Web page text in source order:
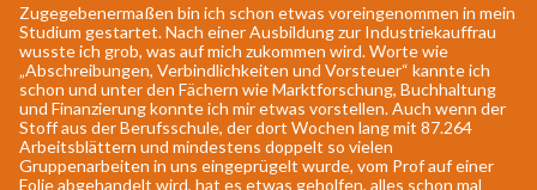
Zugegebenermaßen bin ich schon etwas voreingenommen in mein
Studium gestartet. Nach einer Ausbildung zur Industriekauffrau
wusste ich grob, was auf mich zukommen wird. Worte wie
„Abschreibungen, Verbindlichkeiten und Vorsteuer“ kannte ich
schon und unter den Fächern wie Marktforschung, Buchhaltung
und Finanzierung konnte ich mir etwas vorstellen. Auch wenn der
Stoff aus der Berufsschule, der dort Wochen lang mit 87.264
Arbeitsblättern und mindestens doppelt so vielen
Gruppenarbeiten in uns eingeprügelt wurde, vom Prof auf einer
Folie abgehandelt wird, hat es etwas geholfen, alles schon mal